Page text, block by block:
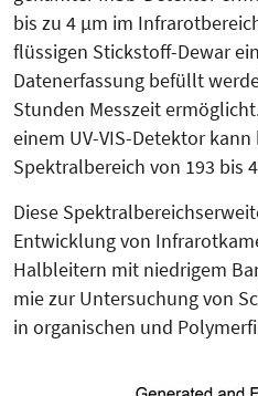
bis zu 4 µm im
flüssigen Stickstoff-Dewar
Datenerfassung befüllt
Stunden Messzeit
einem UV-VIS-Detektor
Spektralbereich von 193 bis
Diese
Entwick­lung von
Halb­leitern mit niedri­gem
mie zur Unter­­suchung von
in organischen und